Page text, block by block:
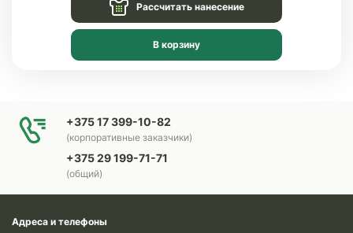
Рассчитать нанесение
В корзину
+375 17 399-10-82
(корпоративные заказчики)
+375 29 199-71-71
(общий)
Адреса и телефоны